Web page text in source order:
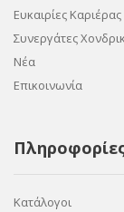
Ευκαιρίες Καριέρας
Συνεργάτες
Νέα
Επικοινωνία
Κατάλογοι